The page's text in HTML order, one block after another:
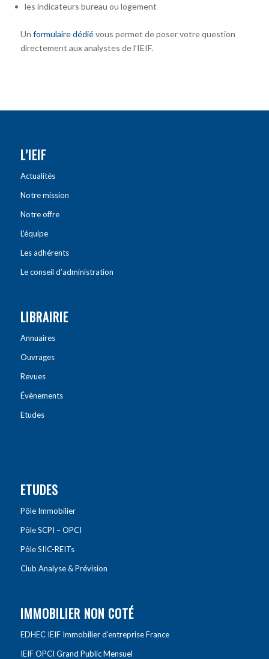
les indicateurs bureau ou logement
Un formulaire dédiévous permet de poser votre question
directement aux analystes de l’IEIF.
L’IEIF
Actualités
Notre mission
Notre offre
L’équipe
Les adhérents
Le conseil d’administration
LIBRAIRIE
Annuaires
Ouvrages
Revues
Évènements
Etudes
ETUDES
Pôle Immobilier
Pôle SCPI – OPCI
Pôle SIIC-REITs
Club Analyse & Prévision
IMMOBILIER NON COTÉ
EDHEC IEIF Immobilier d’entreprise France
IEIF OPCI Grand Public Mensuel